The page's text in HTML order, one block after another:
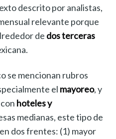
descrito por analistas,
relevante porque
de dos terceras
se mencionan rubros
el mayoreo, y
hoteles y
medianas, este tipo de
dos frentes: (1) mayor